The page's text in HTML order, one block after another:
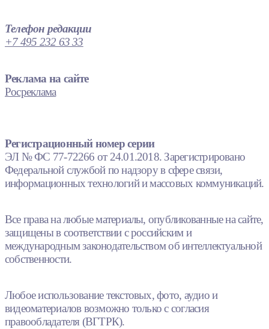
Телефон редакции
+7 495 232 63 33
Реклама на сайте
Росреклама
Регистрационный номер серии
ЭЛ № ФС 77-72266 от 24.01.2018. Зарегистрировано
Федеральной службой по надзору в сфере связи,
информационных технологий и массовых коммуникаций.
Все права на любые материалы, опубликованные на сайте,
защищены в соответствии с российским и
международным законодательством об интеллектуальной
собственности.
Любое использование текстовых, фото, аудио и
видеоматериалов возможно только с согласия
правообладателя (ВГТРК).